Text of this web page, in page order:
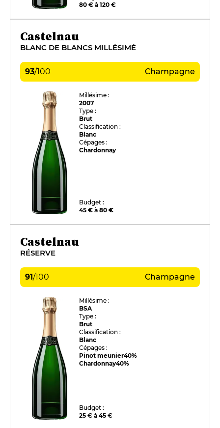
80 € à 120 €
Castelnau
BLANC DE BLANCS MILLÉSIMÉ
93/100 Champagne
Millésime :
2007
Type :
Brut
Classification :
Blanc
Cépages :
Chardonnay
Budget :
45 € à 80 €
Castelnau
RÉSERVE
91/100 Champagne
Millésime :
BSA
Type :
Brut
Classification :
Blanc
Cépages :
Pinot meunier40%
Chardonnay40%
Budget :
25 € à 45 €